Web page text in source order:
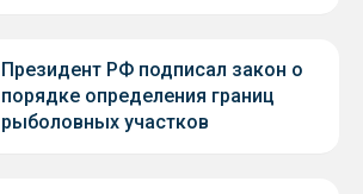
Президент РФ подписал закон о
порядке определения границ
рыболовных участков